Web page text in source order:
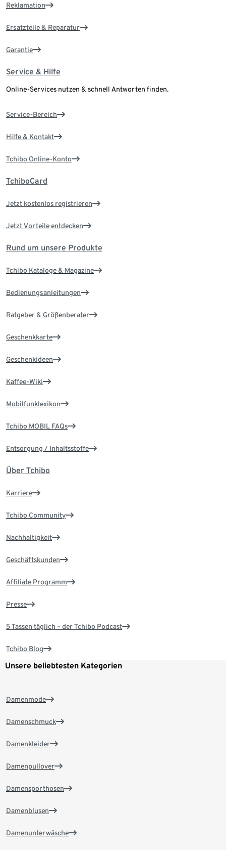
Reklamation
Ersatzteile & Reparatur
Garantie
Service & Hilfe
Online-Services nutzen & schnell Antworten finden.
Service-Bereich
Hilfe & Kontakt
Tchibo Online-Konto
TchiboCard
Jetzt kostenlos registrieren
Jetzt Vorteile entdecken
Rund um unsere Produkte
Tchibo Kataloge & Magazine
Bedienungsanleitungen
Ratgeber & Größenberater
Geschenkkarte
Geschenkideen
Kaffee-Wiki
Mobilfunklexikon
Tchibo MOBIL FAQs
Entsorgung / Inhaltsstoffe
Über Tchibo
Karriere
Tchibo Community
Nachhaltigkeit
Geschäftskunden
Affiliate Programm
Presse
5 Tassen täglich – der Tchibo Podcast
Tchibo Blog
Unsere beliebtesten Kategorien
Damenmode
Damenschmuck
Damenkleider
Damenpullover
Damensporthosen
Damenblusen
Damenunterwäsche